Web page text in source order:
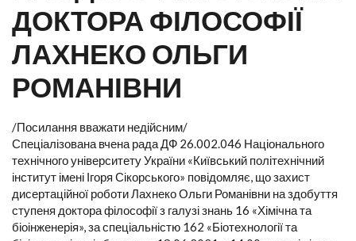
ДОКТОРА ФІЛОСОФІЇ
ЛАХНЕКО ОЛЬГИ
РОМАНІВНИ
/Посилання вважати недійсним/
Спеціалізована вчена рада ДФ 26.002.046 Національного
технічного університету України «Київський політехнічний
інститут імені Ігоря Сікорського» повідомляє, що захист
дисертаційної роботи Лахнеко Ольги Романівни на здобуття
ступеня доктора філософії з галузі знань 16 «Хімічна та
біоінженерія», за спеціальністю 162 «Біотехнології та